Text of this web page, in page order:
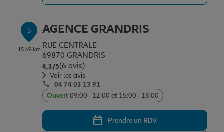
5
15.69 km
AGENCE GRANDRIS
RUE CENTRALE
69870 GRANDRIS
4,3/5Note de 4.3 sur 5
(6 avis)
Voir les avis
04 74 03 13 91
Ouvert09:00 - 12:00 et 15:00 - 18:00
Prendre un RDV